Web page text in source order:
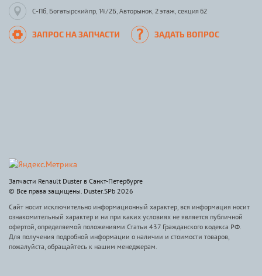
С-Пб, Богатырский пр, 14/2Б, Авторынок, 2 этаж, секция 62
ЗАПРОС НА ЗАПЧАСТИ ЗАДАТЬ ВОПРОС
Запчасти Renault Duster в Санкт-Петербурге
© Все права защищены. Duster.SPb 2026
Сайт носит исключительно информационный характер, вся информация носит
ознакомительный характер и ни при каких условиях не является публичной
офертой, определяемой положениями Статьи 437 Гражданского кодекса РФ.
Для получения подробной информации о наличии и стоимости товаров,
пожалуйста, обращайтесь к нашим менеджерам.